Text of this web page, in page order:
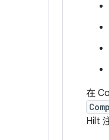
在
Hilt